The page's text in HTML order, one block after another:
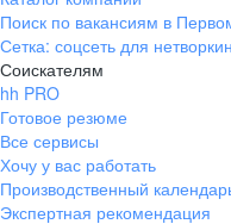
Поиск по вакансиям в
Сетка: соцсеть для
Соискателям
hh PRO
Готовое резюме
Все сервисы
Хочу у вас работать
Производственный
Экспертная рекомендация